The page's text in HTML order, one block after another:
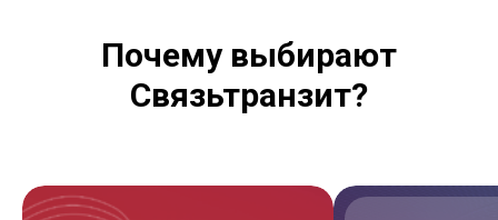
Почему выбирают
Связьтранзит?